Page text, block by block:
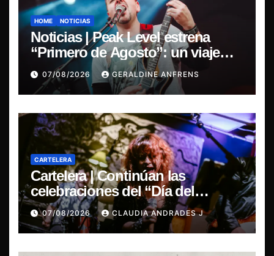
HOME NOTICIAS
Noticias | Peak Level estrena
“Primero de Agosto”: un viaje
sonoro por el duelo y la memoria.
07/08/2026 GERALDINE ANFRENS
CARTELERA
Cartelera | Continúan las
celebraciones del “Día del
Blues”, La Rox se presentará este
sábado en Concepción
07/08/2026 CLAUDIA ANDRADES J